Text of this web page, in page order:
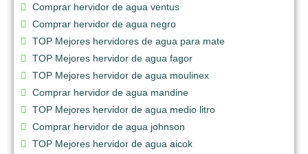
Comprar hervidor de agua ventus
Comprar hervidor de agua negro
TOP Mejores hervidores de agua para mate
TOP Mejores hervidor de agua fagor
TOP Mejores hervidor de agua moulinex
Comprar hervidor de agua mandine
TOP Mejores hervidor de agua medio litro
Comprar hervidor de agua johnson
TOP Mejores hervidor de agua aicok